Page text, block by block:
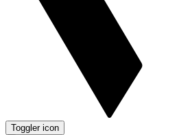
Toggler icon